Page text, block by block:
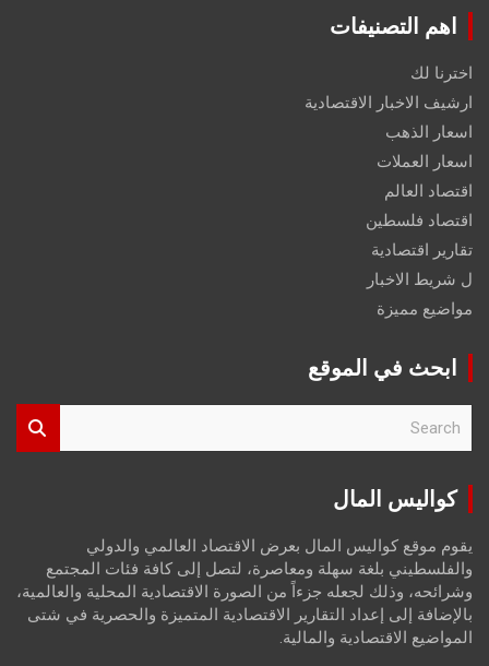
اهم التصنيفات
اخترنا لك
ارشيف الاخبار الاقتصادية
اسعار الذهب
اسعار العملات
اقتصاد العالم
اقتصاد فلسطين
تقارير اقتصادية
ل شريط الاخبار
مواضيع مميزة
ابحث في الموقع
r
كواليس المال
يقوم موقع كواليس المال بعرض الاقتصاد العالمي والدولي
والفلسطيني بلغة سهلة ومعاصرة، لتصل إلى كافة فئات المجتمع
وشرائحه، وذلك لجعله جزءاً من الصورة الاقتصادية المحلية والعالمية،
بالإضافة إلى إعداد التقارير الاقتصادية المتميزة والحصرية في شتى
المواضيع الاقتصادية والمالية.